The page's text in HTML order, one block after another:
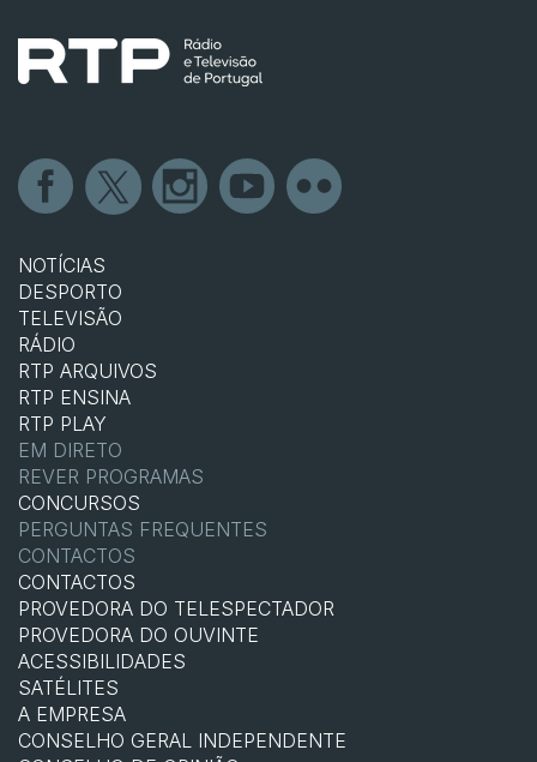
NOTÍCIAS
DESPORTO
TELEVISÃO
RÁDIO
RTP ARQUIVOS
RTP ENSINA
RTP PLAY
EM DIRETO
REVER PROGRAMAS
CONCURSOS
PERGUNTAS FREQUENTES
CONTACTOS
CONTACTOS
PROVEDORA DO TELESPECTADOR
PROVEDORA DO OUVINTE
ACESSIBILIDADES
SATÉLITES
A EMPRESA
CONSELHO GERAL INDEPENDENTE